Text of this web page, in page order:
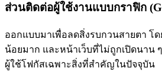
ส่วนติดต่อผู้ใช้งานแบบกราฟิก
ออกแบบมาเพื่อลดสิ่งรบกวนสายตา โ
น้อยมาก และหน้าเว็บที่ไม่ถูกเปิดนาน
ผู้ใช้โฟกัสเฉพาะสิ่งที่สำคัญในปัจจุบัน